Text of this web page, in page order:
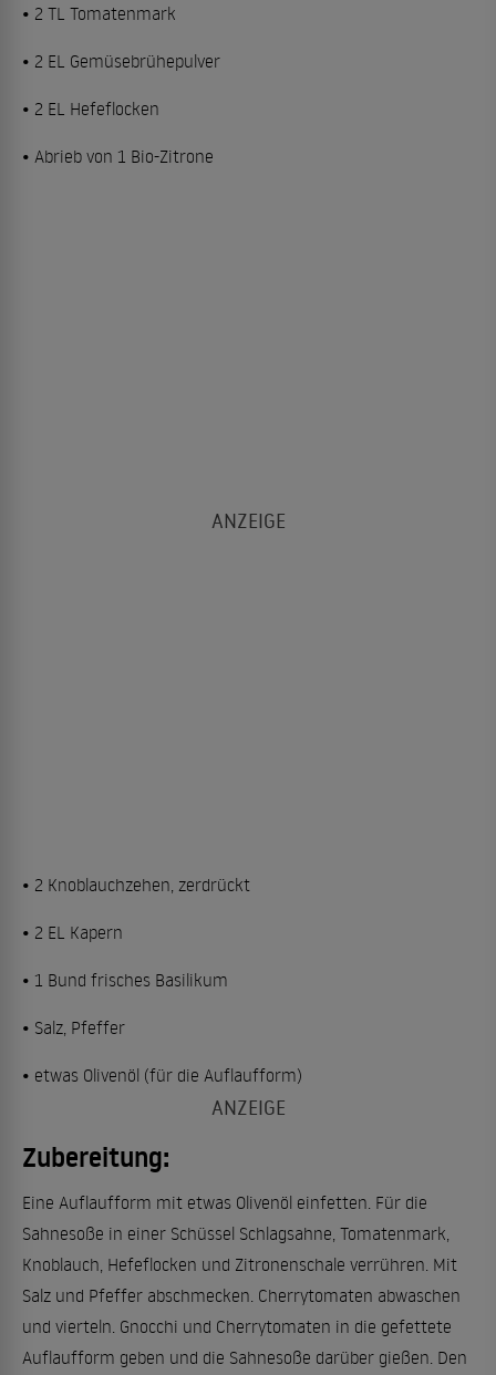
• 2 TL Tomatenmark
• 2 EL Gemüsebrühepulver
• 2 EL Hefeflocken
• Abrieb von 1 Bio-Zitrone
• 2 Knoblauchzehen, zerdrückt
• 2 EL Kapern
• 1 Bund frisches Basilikum
• Salz, Pfeffer
• etwas Olivenöl (für die Auflaufform)
Zubereitung:
Eine Auflaufform mit etwas Olivenöl einfetten. Für die
Sahnesoße in einer Schüssel Schlagsahne, Tomatenmark,
Knoblauch, Hefeflocken und Zitronenschale verrühren. Mit
Salz und Pfeffer abschmecken. Cherrytomaten abwaschen
und vierteln. Gnocchi und Cherrytomaten in die gefettete
Auflaufform geben und die Sahnesoße darüber gießen. Den